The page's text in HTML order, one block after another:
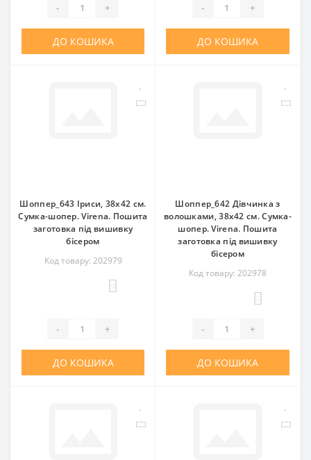
- +
ДО КОШИКА
- +
ДО КОШИКА
Шоппер_643 Іриси, 38х42 см.
Сумка-шопер. Virena. Пошита
заготовка під вишивку
бісером
Код товару: 202979
- +
ДО КОШИКА
Шоппер_642 Дівчинка з
волошками, 38х42 см. Сумка-
шопер. Virena. Пошита
заготовка під вишивку
бісером
Код товару: 202978
- +
ДО КОШИКА